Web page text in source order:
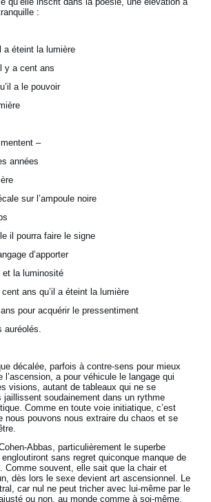
:
a éteint la lumière
y a cent ans
a le pouvoir
–
années
sur l’ampoule noire
il pourra faire le signe
d’apporter
et la luminosité
cent ans qu’il a éteint la lumière
pour acquérir le pressentiment
auréolés.
décalée, parfois à contre-sens pour mieux
l’ascension, a pour véhicule le langage qui
visions, autant de tableaux qui ne se
jaillissent soudainement dans un rythme
Comme en toute voie initiatique, c’est
nous pouvons nous extraire du chaos et se
Abbas, particulièrement le superbe
sans regret quiconque manque de
Comme souvent, elle sait que la chair et
dès lors le sexe devient art ascensionnel. Le
car nul ne peut tricher avec lui-même par le
ou non, au monde comme à soi-même.